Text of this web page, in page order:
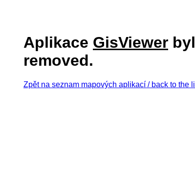
Aplikace GisViewer
removed.
Zpět na seznam mapových aplikací / back to the